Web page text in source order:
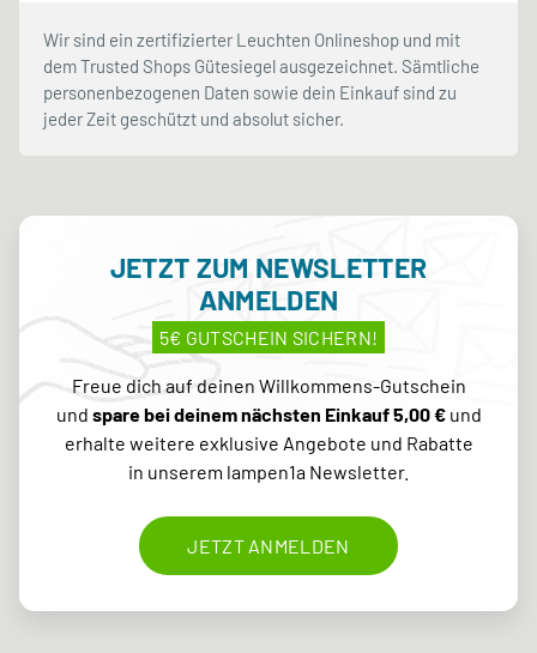
Wir sind ein zertifizierter Leuchten Onlineshop und mit
dem Trusted Shops Gütesiegel ausgezeichnet. Sämtliche
personenbezogenen Daten sowie dein Einkauf sind zu
jeder Zeit geschützt und absolut sicher.
JETZT ZUM NEWSLETTER
ANMELDEN
5€ GUTSCHEIN SICHERN!
Freue dich auf deinen Willkommens-Gutschein
und spare bei deinem nächsten Einkauf 5,00 €und
erhalte weitere exklusive Angebote und Rabatte
in unserem lampen1a Newsletter.
JETZT ANMELDEN